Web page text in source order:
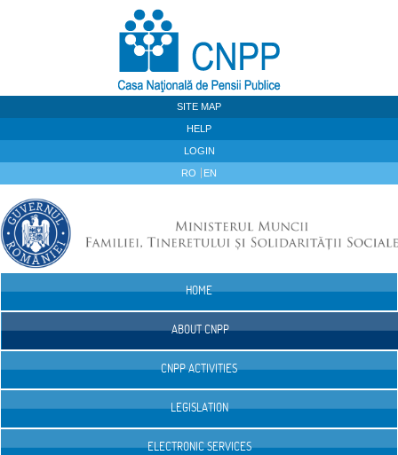
SITE MAP
HELP
LOGIN
RO EN
HOME
ABOUT CNPP
CNPP ACTIVITIES
LEGISLATION
ELECTRONIC SERVICES